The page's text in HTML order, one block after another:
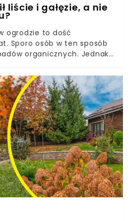
liście i gałęzie, a nie
ogrodzie to dość
Sporo osób w ten sposób
organicznych. Jednak
więc czasem
dozwolone?Jedni dostają
najlepsze urządzać
Nie każdy wie, że
jak najbardziej legalne.
mandatu za palenie liści i